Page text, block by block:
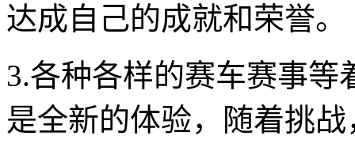
达成自己的成就和荣誉。
3.各种各样的赛车赛事
是全新的体验，随着挑